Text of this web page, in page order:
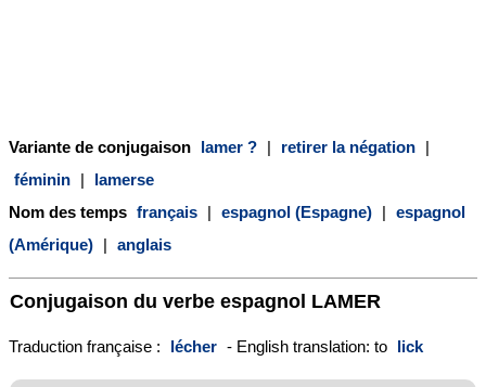
Variante de conjugaison lamer ? | retirer la négation |
féminin |
lamerse
Nom des temps français | espagnol (Espagne) | espagnol
(Amérique) | anglais
Conjugaison du verbe espagnol LAMER
Traduction française : lécher - English translation: to lick